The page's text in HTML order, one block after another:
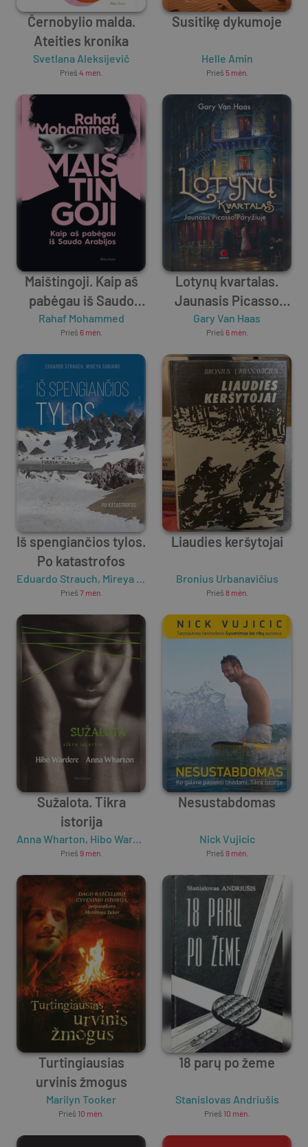
Černobylio malda.
Ateities kronika
Svetlana Aleksijevič
Prieš 4 mėn.
Susitikę dykumoje
Helle Amin
Prieš 5 mėn.
Maištingoji. Kaip aš
pabėgau iš Saudo
Arabijos
Rahaf Mohammed
Prieš 6 mėn.
Lotynų kvartalas.
Jaunasis Picasso
Paryžiuje
Gary Van Haas
Prieš 6 mėn.
Iš spengiančios tylos.
Po katastrofos
Eduardo Strauch, Mireya Soriano
Prieš 7 mėn.
Liaudies keršytojai
Bronius Urbanavičius
Prieš 8 mėn.
Sužalota. Tikra
istorija
Anna Wharton, Hibo Wardere
Prieš 9 mėn.
Nesustabdomas
Nick Vujicic
Prieš 9 mėn.
Turtingiausias
urvinis žmogus
Marilyn Tooker
Prieš 10 mėn.
18 parų po žeme
Stanislovas Andriušis
Prieš 10 mėn.